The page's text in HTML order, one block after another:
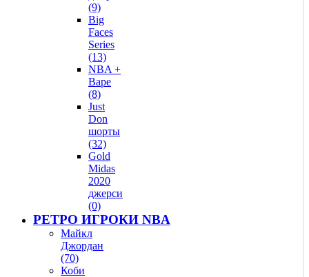
(9)
Big
Faces
Series
(13)
NBA +
Bape
(8)
Just
Don
шорты
(32)
Gold
Midas
2020
джерси
(0)
РЕТРО ИГРОКИ NBA
Майкл
Джордан
(70)
Коби